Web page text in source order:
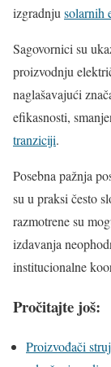
izgradnjusolarnih
Sagovornici su
proizvodnju
naglašavajući
efikasnosti,
tranziciji.
Posebna pažnja
su u praksi često
razmotrene su
izdavanja
institucionalne
Pročitajte još:
Proizvođači